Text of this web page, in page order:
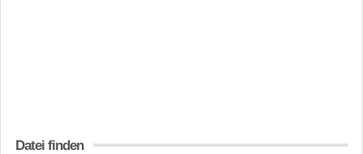
Datei finden